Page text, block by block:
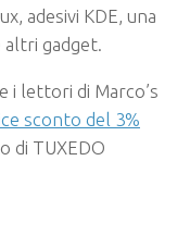
adesivi KDE, una
altri gadget.
i lettori di Marco’s
sconto del 3%
di TUXEDO